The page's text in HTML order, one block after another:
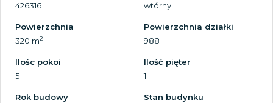
426316
wtórny
Powierzchnia
320 m2
Powierzchnia działki
988
Ilośc pokoi
5
Ilość pięter
1
Rok budowy
Stan budynku